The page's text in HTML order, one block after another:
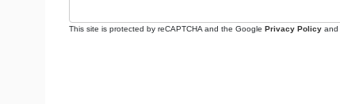
This site is protected by reCAPTCHA and the Google Privacy Policy and